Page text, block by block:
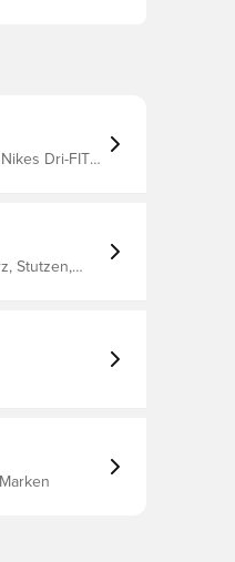
Stutzen,